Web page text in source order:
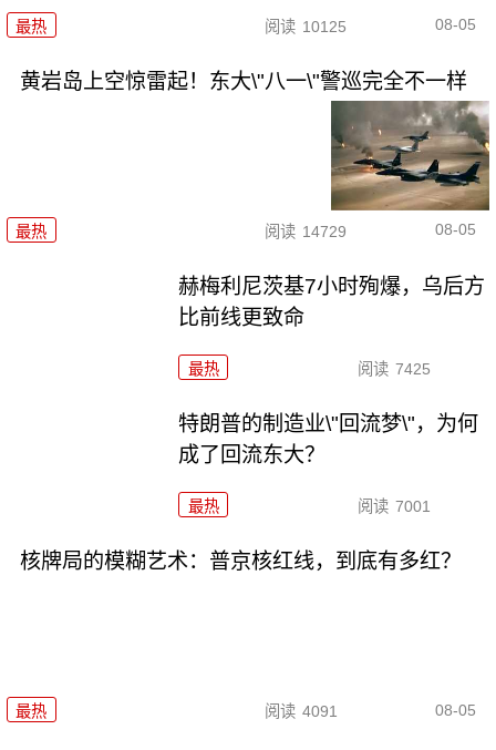
最热 阅读 10125 08-05
黄岩岛上空惊雷起！东大\"八一\"警巡完全不一样
最热 阅读 14729 08-05
赫梅利尼茨基7小时殉爆，乌后方
比前线更致命
最热 阅读 7425
特朗普的制造业\"回流梦\"，为何
成了回流东大？
最热 阅读 7001
核牌局的模糊艺术：普京核红线，到底有多红？
最热 阅读 4091 08-05